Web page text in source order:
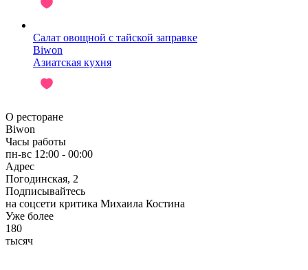
Салат овощной с тайской заправке
Biwon
Азиатская кухня
О ресторане
Biwon
Часы работы
пн-вс 12:00 - 00:00
Адрес
Погодинская, 2
Подписывайтесь
на соцсети критика Михаила Костина
Уже более
180
тысяч